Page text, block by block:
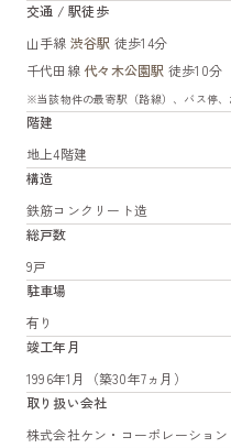
交通 / 駅徒歩
山手線 渋谷駅 徒歩14分
千代田線 代々木公園駅 徒歩10分
※当該物件の最寄駅（路線）、バス停、
階建
地上4階建
構造
鉄筋コンクリート造
総戸数
9戸
駐車場
有り
竣工年月
1996年1月（築30年7ヵ月）
取り扱い会社
株式会社ケン・コーポレーション